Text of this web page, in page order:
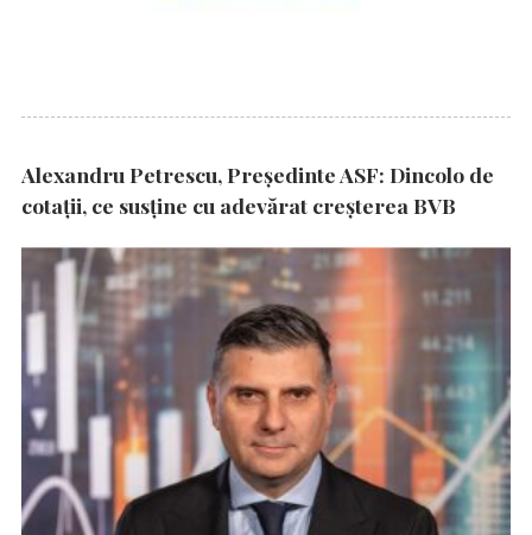
Alexandru Petrescu, Președinte ASF: Dincolo de
cotații, ce susține cu adevărat creșterea BVB